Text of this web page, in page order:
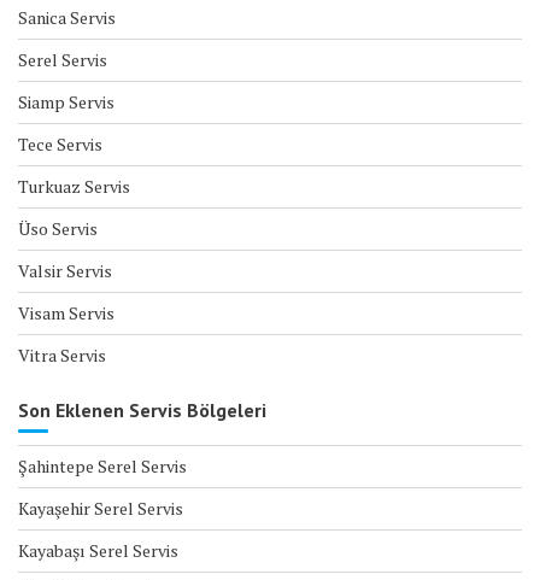
Sanica Servis
Serel Servis
Siamp Servis
Tece Servis
Turkuaz Servis
Üso Servis
Valsir Servis
Visam Servis
Vitra Servis
Son Eklenen Servis Bölgeleri
Şahintepe Serel Servis
Kayaşehir Serel Servis
Kayabaşı Serel Servis